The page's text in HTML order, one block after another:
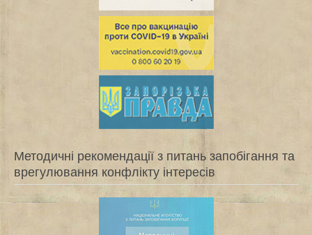
Методичні рекомендації з питань запобігання та
врегулювання конфлікту інтересів